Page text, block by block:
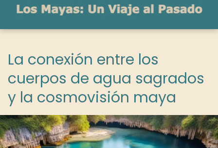
La conexión entre los
cuerpos de agua sagrados
y la cosmovisión maya